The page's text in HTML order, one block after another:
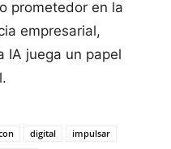
prometedor en la
empresarial,
IA juega un papel
digital
impulsar